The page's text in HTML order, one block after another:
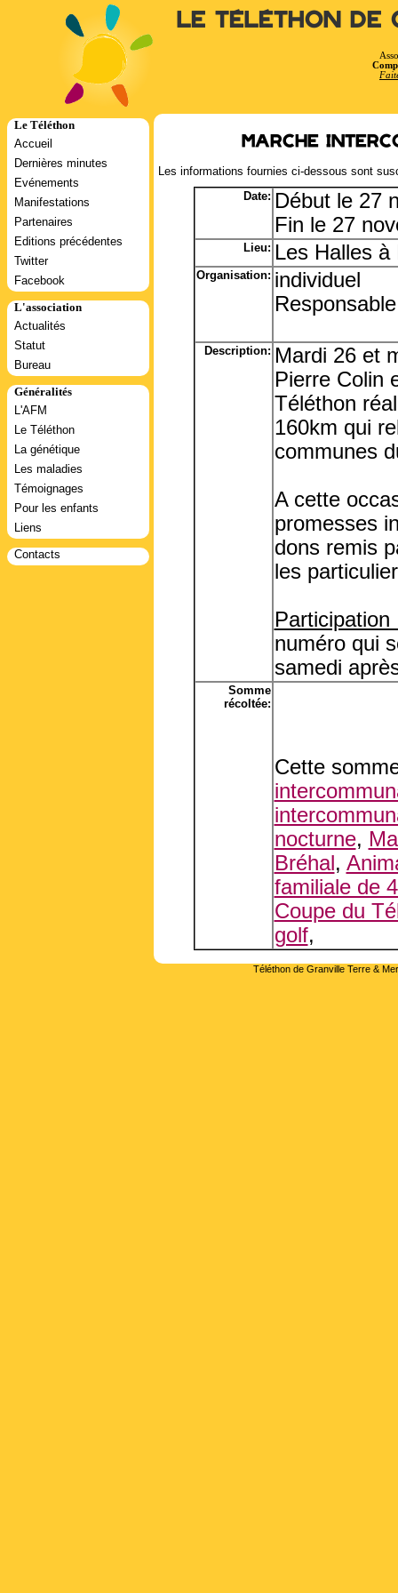
Le Téléthon de
Le Téléthon
Accueil
Dernières minutes
Evénements
Manifestations
Partenaires
Editions précédentes
Twitter
Facebook
L'association
Actualités
Statut
Bureau
Généralités
L'AFM
Le Téléthon
La génétique
Les maladies
Témoignages
Pour les enfants
Liens
Contacts
Marche
Les informations fournies ci-dessous sont
Date: Début le 27
Fin le 27
Lieu: Les Halles à
Organisation: individuel
Description: Mardi 26 et
Pierre Colin
Téléthon
160km qui
communes
A cette
promesses
dons remis
les
Participation
numéro qui
samedi
Somme
récoltée:
Cette
nocturne,
Bréhal,
familiale de
Coupe du
golf,
Téléthon de Granville Terre &